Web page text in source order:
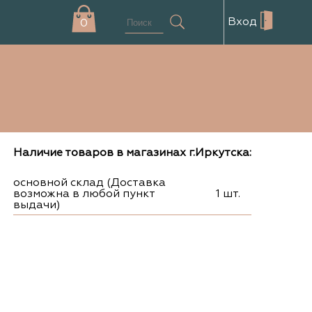
0 Вход
Наличие товаров в магазинах г.Иркутска:
основной склад (Доставка
возможна в любой пункт
выдачи)
1 шт.